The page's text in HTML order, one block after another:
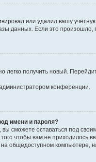
или удалил вашу
Если это произошло,
легко получить новый.
конференции.
имени и пароля?
, вы сможете оставаться под
чтобы вам не
общедоступном компьютере,